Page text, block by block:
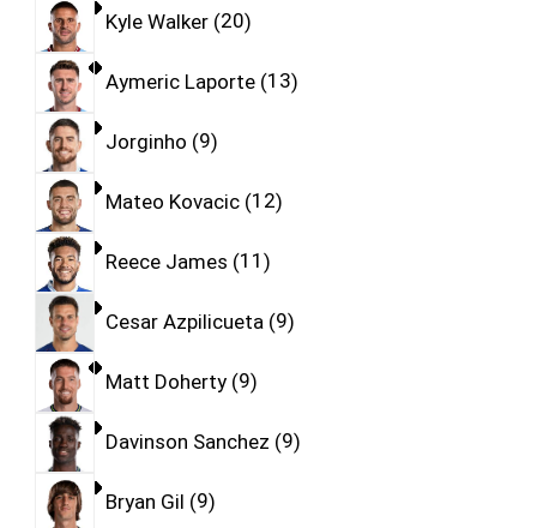
Kyle Walker 20
Aymeric Laporte 13
Jorginho 9
Mateo Kovacic 12
Reece James 11
Cesar Azpilicueta 9
Matt Doherty 9
Davinson Sanchez 9
Bryan Gil 9